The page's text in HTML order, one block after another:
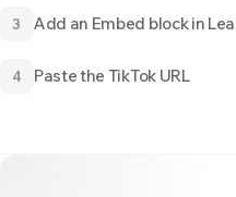
3 Add an Embed block in
4 Paste the TikTok URL